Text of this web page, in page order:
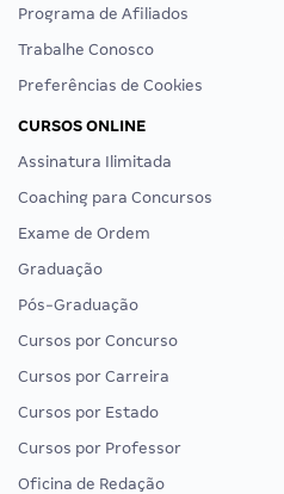
Programa de Afiliados
Trabalhe Conosco
Preferências de Cookies
CURSOS ONLINE
Assinatura Ilimitada
Coaching para Concursos
Exame de Ordem
Graduação
Pós-Graduação
Cursos por Concurso
Cursos por Carreira
Cursos por Estado
Cursos por Professor
Oficina de Redação